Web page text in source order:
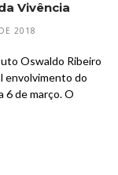
Vivência
2018
Oswaldo Ribeiro
envolvimento do
6 de março. O